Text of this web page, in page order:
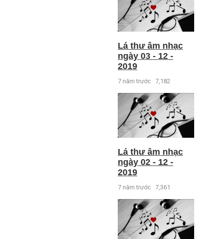
Lá thư âm nhạc
ngày 03 - 12 -
2019
7 năm trước 7,182
Lá thư âm nhạc
ngày 02 - 12 -
2019
7 năm trước 7,361